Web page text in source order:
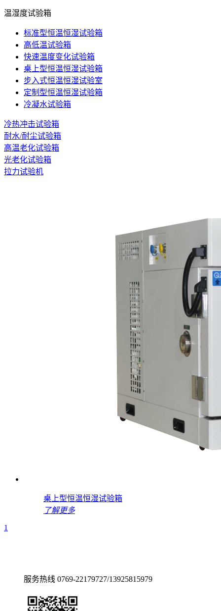
温湿度试验箱
标准型恒温恒湿试验箱
高低温试验箱
快速温度变化试验箱
桌上型恒温恒湿试验箱
步入式恒温恒湿试验室
定制型恒温恒湿试验箱
冷凝水试验箱
冷热冲击试验箱
耐水/耐尘试验箱
高温老化试验箱
光老化试验箱
拉力试验机
桌上型恒温恒湿试验箱
了解更多
1
服务热线 0769-22179727/13925815979